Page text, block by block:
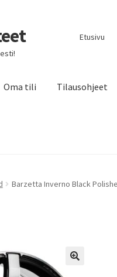
Etusivu
Oma tili Tilausohjeet
Barzetta Inverno Black